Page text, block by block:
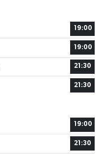
19:00
19:00
21:30
21:30
19:00
21:30